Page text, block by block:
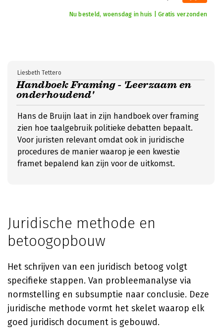
Nu besteld, woensdag in huis | Gratis verzonden
Handboek Framing - 'Leerzaam en
onderhoudend'
Liesbeth Tettero
Hans de Bruijn laat in zijn handboek over framing
zien hoe taalgebruik politieke debatten bepaalt.
Voor juristen relevant omdat ook in juridische
procedures de manier waarop je een kwestie
framet bepalend kan zijn voor de uitkomst.
Juridische methode en
betoogopbouw
Het schrijven van een juridisch betoog volgt
specifieke stappen. Van probleemanalyse via
normstelling en subsumptie naar conclusie. Deze
juridische methode vormt het skelet waarop elk
goed juridisch document is gebouwd.